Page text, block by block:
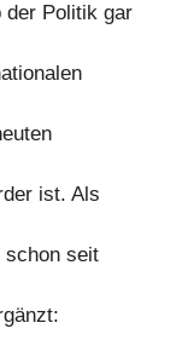
der Politik gar
ist. Als
schon seit